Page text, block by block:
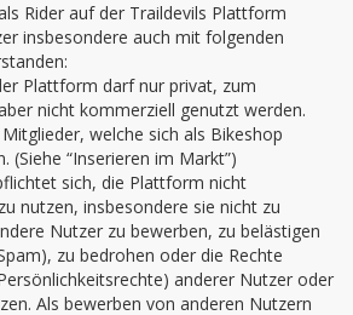
Rider auf der Traildevils Plattform
insbesondere auch mit folgenden
Plattform darf nur privat, zum
nicht kommerziell genutzt werden.
welche sich als Bikeshop
(Siehe “Inserieren im Markt”)
sich, die Plattform nicht
nutzen, insbesondere sie nicht zu
Nutzer zu bewerben, zu belästigen
zu bedrohen oder die Rechte
anderer Nutzer oder
Als bewerben von anderen Nutzern